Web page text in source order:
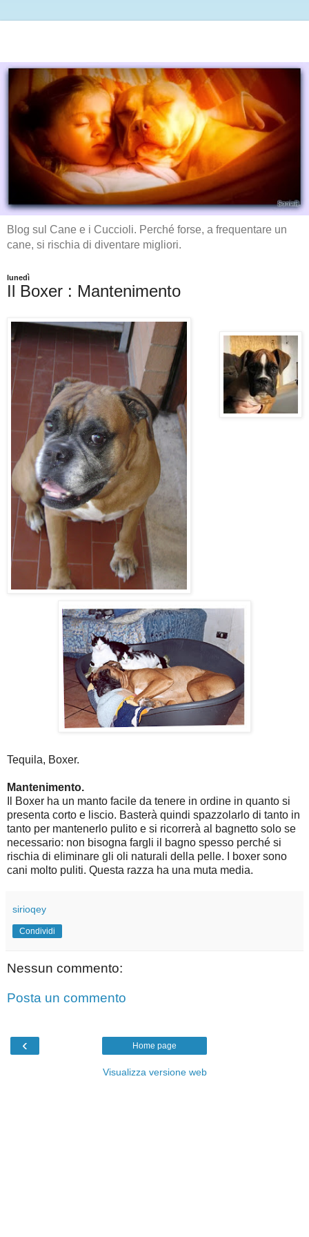
Blog sul Cane e i Cuccioli. Perché forse, a frequentare un
cane, si rischia di diventare migliori.
lunedì
Il Boxer : Mantenimento
Tequila, Boxer.
Mantenimento.
Il Boxer ha un manto facile da tenere in ordine in quanto si
presenta corto e liscio. Basterà quindi spazzolarlo di tanto in
tanto per mantenerlo pulito e si ricorrerà al bagnetto solo se
necessario: non bisogna fargli il bagno spesso perché si
rischia di eliminare gli oli naturali della pelle. I boxer sono
cani molto puliti. Questa razza ha una muta media.
sirioqey
Condividi
Nessun commento:
Posta un commento
‹ Home page
Visualizza versione web